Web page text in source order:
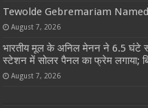
Tewolde Gebremariam
August 7, 2026
भारतीय मूल के अनिल मेनन ने 6.5 घंटे
स्टेशन में सोलर पैनल का फ्रेम लगाया;
August 7, 2026